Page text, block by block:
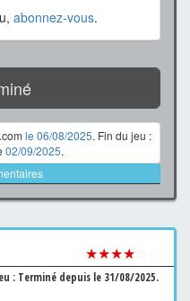
abonnez-vous.
le 06/08/2025. Fin du jeu :
02/09/2025.
★★★★
: Terminé depuis le 31/08/2025.